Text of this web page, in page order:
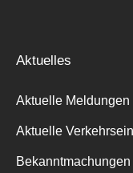
Aktuelles
Aktuelle Meldungen
Aktuelle
Bekanntmachungen